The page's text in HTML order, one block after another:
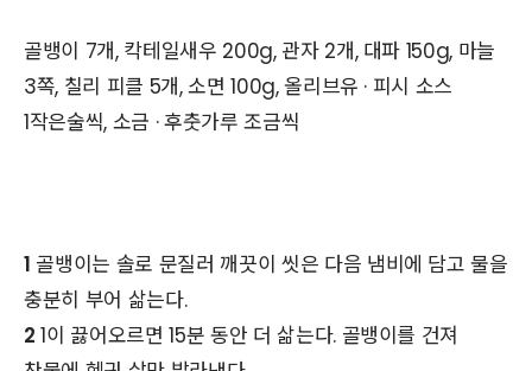
골뱅이 7개, 칵테일새우 200g, 관자 2개, 대파 150g, 마늘
3쪽, 칠리 피클 5개, 소면 100g, 올리브유 · 피시 소스
1작은술씩, 소금 · 후춧가루 조금씩
1 골뱅이는 솔로 문질러 깨끗이 씻은 다음 냄비에 담고 물을
충분히 부어 삶는다.
2 1이 끓어오르면 15분 동안 더 삶는다. 골뱅이를 건져